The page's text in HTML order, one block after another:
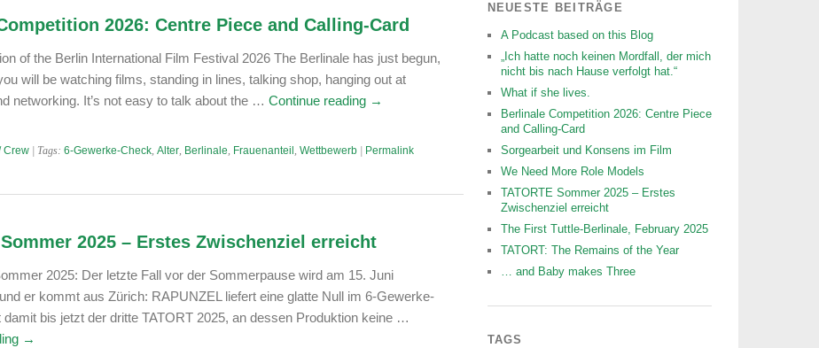
2026: Centre Piece and Calling-Card
of the Berlin International Film Festival 2026 The Berlinale has just begun,
will be watching films, standing in lines, talking shop, hanging out at
networking. It’s not easy to talk about the … Continue reading →
Crew| Tags: 6-Gewerke-Check, Alter, Berlinale, Frauenanteil , Wettbewerb| Permalink
Sommer 2025 – Erstes Zwischenziel erreicht
2025: Der letzte Fall vor der Sommerpause wird am 15. Juni
er kommt aus Zürich: RAPUNZEL liefert eine glatte Null im 6-Gewerke-
bis jetzt der dritte TATORT 2025, an dessen Produktion keine …
→
NEUESTE BEITRÄGE
A Podcast based on this Blog
„Ich hatte noch keinen Mordfall, der mich
nicht bis nach Hause verfolgt hat.“
What if she lives.
Berlinale Competition 2026: Centre Piece
and Calling-Card
Sorgearbeit und Konsens im Film
We Need More Role Models
TATORTE Sommer 2025 – Erstes
Zwischenziel erreicht
The First Tuttle-Berlinale, February 2025
TATORT: The Remains of the Year
… and Baby makes Three
TAGS